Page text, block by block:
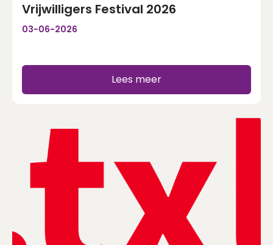
Vrijwilligers Festival 2026
03-06-2026
Lees meer